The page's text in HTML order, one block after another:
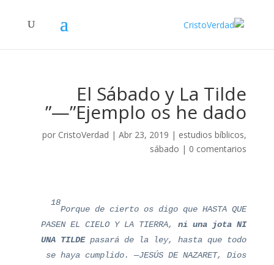
El Sábado y La Tilde
—”Ejemplo os he dado”
por CristoVerdad |Abr 23, 2019 | estudios bíblicos,
sábado | 0 comentarios
18
Porque de cierto os digo que HASTA QUE
PASEN EL CIELO Y LA TIERRA,ni una jota NI
UNA TILDEpasará de la ley, hasta que todo
se haya cumplido. —JESÚS DE NAZARET, Dios